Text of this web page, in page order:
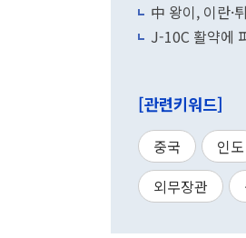
中 왕이, 이란·
J-10C 활약에
[관련키워드]
중국 인도
외무장관